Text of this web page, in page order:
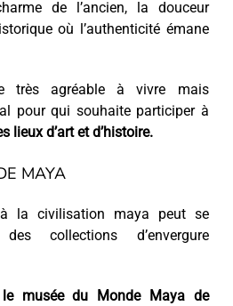
de l’ancien, la douceur
où l’authenticité émane
agréable à vivre mais
pour qui souhaite participer à
lieux d’art et d’histoire.
MAYA
la civilisation maya peut se
collections d’envergure
le musée du Monde Maya de